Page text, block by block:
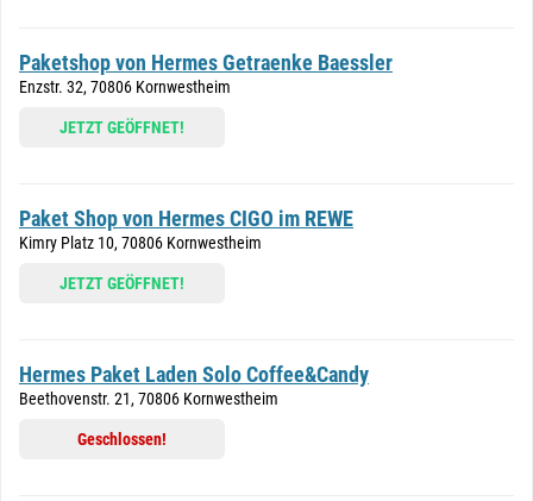
Paketshop von Hermes Getraenke Baessler
Enzstr. 32, 70806 Kornwestheim
JETZT GEÖFFNET!
Paket Shop von Hermes CIGO im REWE
Kimry Platz 10, 70806 Kornwestheim
JETZT GEÖFFNET!
Hermes Paket Laden Solo Coffee&Candy
Beethovenstr. 21, 70806 Kornwestheim
Geschlossen!